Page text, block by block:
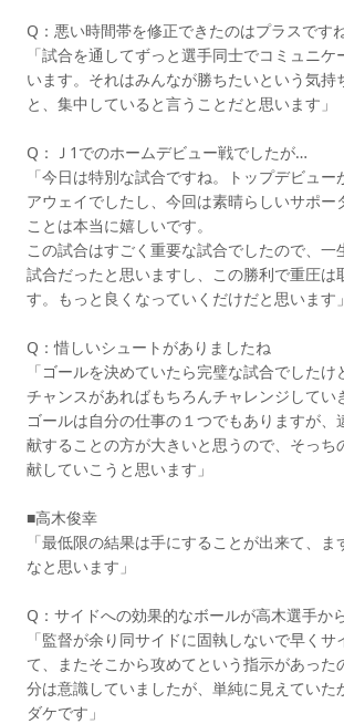
Q：悪い時間帯を修正できたのはプラスです
「試合を通してずっと選手同士でコミュニケ
います。それはみんなが勝ちたいという気持
と、集中していると言うことだと思います」
Q：Ｊ1でのホームデビュー戦でしたが…
「今日は特別な試合ですね。トップデビュ
アウェイでしたし、今回は素晴らしいサポー
ことは本当に嬉しいです。
この試合はすごく重要な試合でしたので、一
試合だったと思いますし、この勝利で重圧は
す。もっと良くなっていくだけだと思います」
Q：惜しいシュートがありましたね
「ゴールを決めていたら完璧な試合でしたけ
チャンスがあればもちろんチャレンジしてい
ゴールは自分の仕事の１つでもありますが、
献することの方が大きいと思うので、そっち
献していこうと思います」
■高木俊幸
「最低限の結果は手にすることが出来て、
なと思います」
Q：サイドへの効果的なボールが高木選手か
「監督が余り同サイドに固執しないで早くサ
て、またそこから攻めてという指示があった
分は意識していましたが、単純に見えていた
ダケです」